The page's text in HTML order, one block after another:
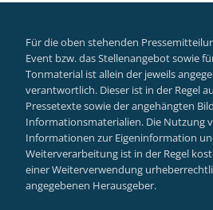
Für die oben stehenden
Event bzw. das Stellenangebot sowie
Tonmaterial ist allein der jeweils
verantwortlich. Dieser ist in der Regel
Pressetexte sowie der angehängten
Informationsmaterialien. Die Nutzung
Informationen zur Eigeninformation
Weiterverarbeitung ist in der Regel
einer Weiterverwendung
angegebenen Herausgeber.